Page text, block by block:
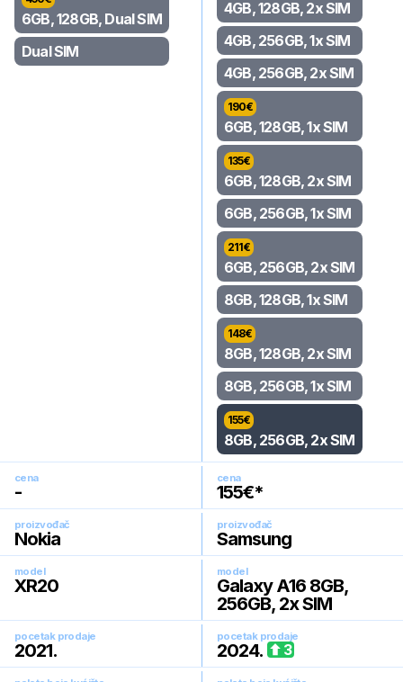
6GB, 128GB, Dual SIM
Dual SIM
4GB, 128GB, 2x SIM
4GB, 256GB, 1x SIM
4GB, 256GB, 2x SIM
190€
6GB, 128GB, 1x SIM
135€
6GB, 128GB, 2x SIM
6GB, 256GB, 1x SIM
211€
6GB, 256GB, 2x SIM
8GB, 128GB, 1x SIM
148€
8GB, 128GB, 2x SIM
8GB, 256GB, 1x SIM
155€
8GB, 256GB, 2x SIM
cena
-
cena
155€*
proizvođač
Nokia
proizvođač
Samsung
model
XR20
model
Galaxy A16 8GB,
256GB, 2x SIM
pocetak prodaje
2021.
pocetak prodaje
2024. 3